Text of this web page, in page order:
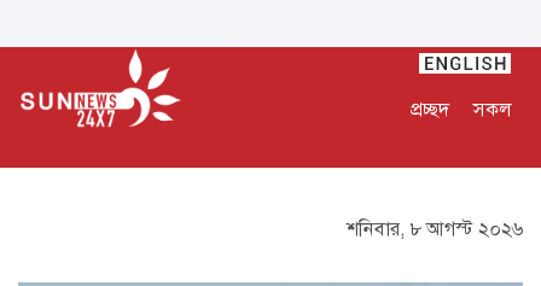
প্রচ্ছদ সকল
শনিবার, ৮ আগস্ট ২০২৬